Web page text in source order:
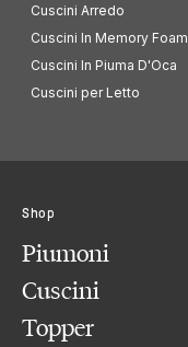
Cuscini Arredo
Cuscini In Memory Foam
Cuscini In Piuma D'Oca
Cuscini per Letto
Shop
Piumoni
Cuscini
Topper